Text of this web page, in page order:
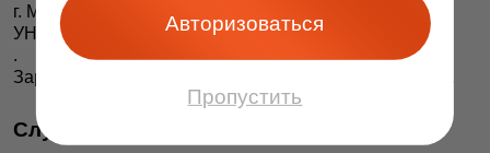
Авторизоваться
Пропустить
г. Минск, ул. Короля, 9, оф. 1
УНП 193615562
.
Зарегистрирован в Торговом реестре РБ 04.06.2014 г.
Служба поддержки